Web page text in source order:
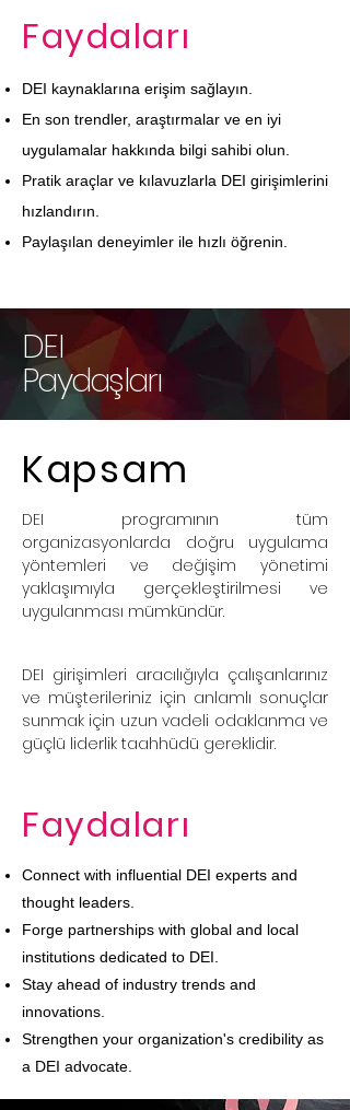
Faydaları
DEI kaynaklarına erişim sağlayın.
En son trendler, araştırmalar ve en iyi
uygulamalar hakkında bilgi sahibi olun.
Pratik araçlar ve kılavuzlarla DEI girişimlerini
hızlandırın.
Paylaşılan deneyimler ile hızlı öğrenin.
DEI
Paydaşları
Kapsam
DEI programının tüm
organizasyonlarda doğru uygulama
yöntemleri ve değişim yönetimi
yaklaşımıyla gerçekleştirilmesi ve
uygulanması mümkündür.
DEI girişimleri aracılığıyla çalışanlarınız
ve müşterileriniz için anlamlı sonuçlar
sunmak için uzun vadeli odaklanma ve
güçlü liderlik taahhüdü gereklidir.
Faydaları
Connect with influential DEI experts and
thought leaders.
Forge partnerships with global and local
institutions dedicated to DEI.
Stay ahead of industry trends and
innovations.
Strengthen your organization's credibility as
a DEI advocate.